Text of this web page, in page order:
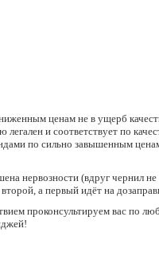
ценам не в ущерб
и соответствует по
по сильно завышенным
нервозности (вдруг чернил
а первый идёт на
проконсультируем вас по